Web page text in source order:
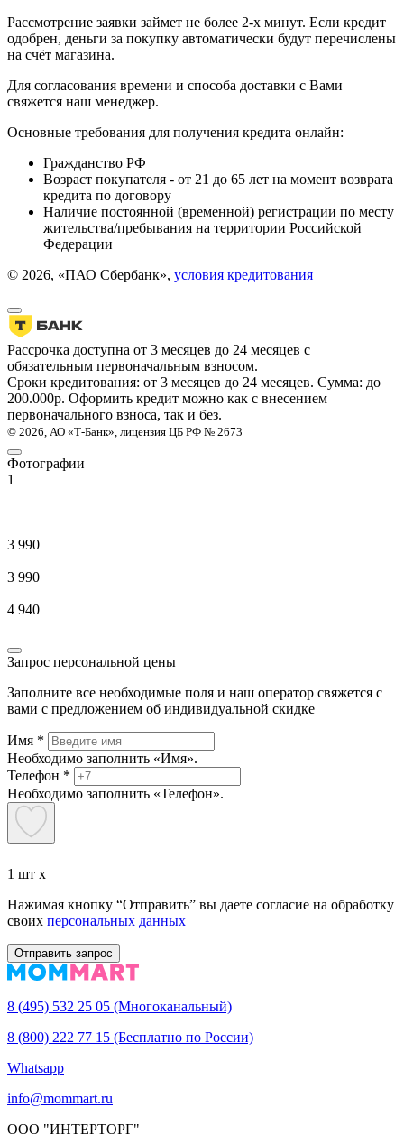
Рассмотрение заявки займет не более 2-х минут. Если кредит
одобрен, деньги за покупку автоматически будут перечислены
на счёт магазина.
Для согласования времени и способа доставки с Вами
свяжется наш менеджер.
Основные требования для получения кредита онлайн:
Гражданство РФ
Возраст покупателя - от 21 до 65 лет на момент возврата
кредита по договору
Наличие постоянной (временной) регистрации по месту
жительства/пребывания на территории Российской
Федерации
© 2026, «ПАО Сбербанк», условия кредитования
Рассрочка доступна от 3 месяцев до 24 месяцев с
обязательным первоначальным взносом.
Сроки кредитования: от 3 месяцев до 24 месяцев. Сумма: до
200.000р. Оформить кредит можно как с внесением
первоначального взноса, так и без.
© 2026, АО «Т-Банк», лицензия ЦБ РФ № 2673
Фотографии
1
3 990
3 990
4 940
Запрос персональной цены
Заполните все необходимые поля и наш оператор свяжется с
вами с предложением об индивидуальной скидке
Имя *
Необходимо заполнить «Имя».
Телефон *
Необходимо заполнить «Телефон».
1 шт x
Нажимая кнопку “Отправить” вы даете согласие на обработку
своих персональных данных
Отправить запрос
8 (495) 532 25 05 (Многоканальный)
8 (800) 222 77 15 (Бесплатно по России)
Whatsapp
info@mommart.ru
ООО "ИНТЕРТОРГ"